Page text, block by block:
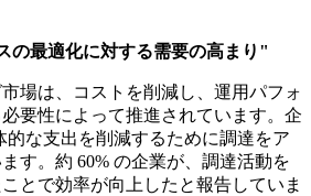
の最適化に対する需要の高まり"
場は、コストを削減し、運用パフォ
要性によって推進されています。企
的な支出を削減するために調達をア
す。約 60% の企業が、調達活動を
とで効率が向上したと報告していま